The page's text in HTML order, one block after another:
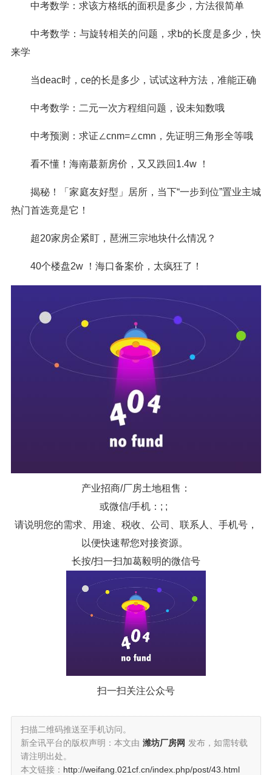
中考数学：求该方格纸的面积是多少，方法很简单
中考数学：与旋转相关的问题，求b的长度是多少，快
来学
当deac时，ce的长是多少，试试这种方法，准能正确
中考数学：二元一次方程组问题，设未知数哦
中考预测：求证∠cnm=∠cmn，先证明三角形全等哦
看不懂！海南蕞新房价，又又跌回1.4w ！
揭秘！「家庭友好型」居所，当下“一步到位”置业主城
热门首选竟是它！
超20家房企紧盯，琶洲三宗地块什么情况？
40个楼盘2w ！海口备案价，太疯狂了！
产业招商/厂房土地租售：
或微信/手机：; ;
请说明您的需求、用途、税收、公司、联系人、手机号，
以便快速帮您对接资源。
长按/扫一扫加葛毅明的微信号
扫一扫关注公众号
扫描二维码推送至手机访问。
新全讯平台的版权声明：本文由 潍坊厂房网 发布，如需转载
请注明出处。
本文链接： http://weifang.021cf.cn/index.php/post/43.html